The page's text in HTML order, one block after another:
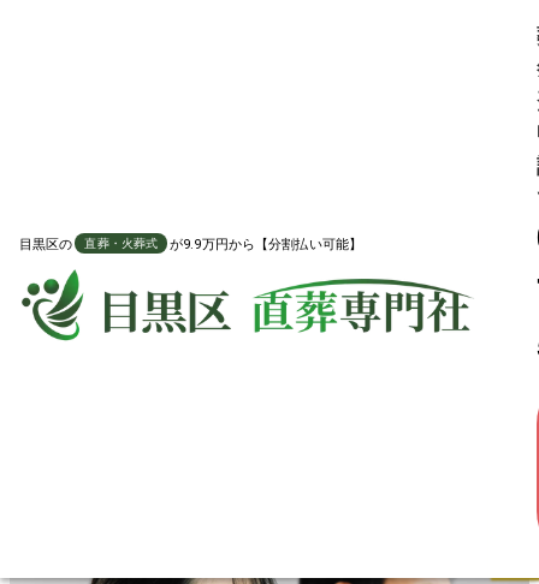
目黒区の 直葬・火葬式 が9.9万円から【分割払い可能】
火葬 代行プラン
直葬・火葬式に必要な項目を全て含んだプラン